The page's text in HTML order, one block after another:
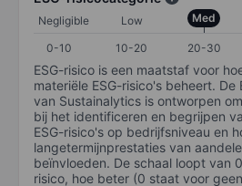
Negligible Low Med
0-10
10-20 20-30
ESG-risico is een maatstaf voor
materiële ESG-risico's beheert. De
van Sustainalytics is ontworpen
bij het identificeren en begrijpen
ESG-risico's op bedrijfsniveau en
langetermijnprestaties van
beïnvloeden. De schaal loopt van
risico, hoe beter (0 staat voor